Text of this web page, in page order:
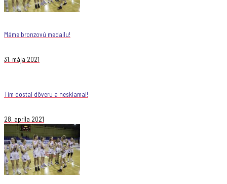
Máme bronzovú medailu!
31. mája 2021
Tím dostal dôveru a nesklamal!
28. apríla 2021